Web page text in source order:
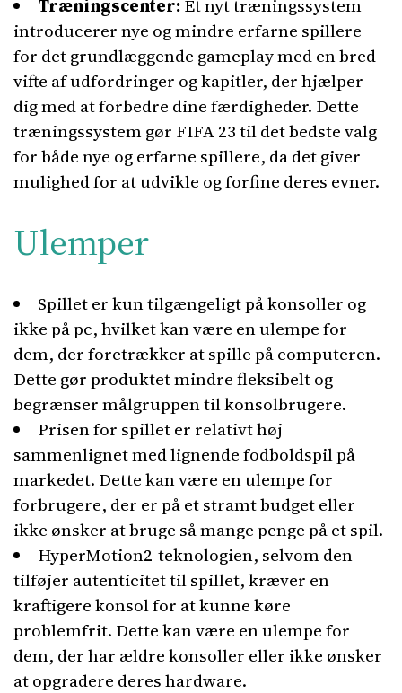
Træningscenter:Et nyt træningssystem
introducerer nye og mindre erfarne spillere
for det grundlæggende gameplay med en bred
vifte af udfordringer og kapitler, der hjælper
dig med at forbedre dine færdigheder. Dette
træningssystem gør FIFA 23 til det bedste valg
for både nye og erfarne spillere, da det giver
mulighed for at udvikle og forfine deres evner.
Ulemper
Spillet er kun tilgængeligt på konsoller og
ikke på pc, hvilket kan være en ulempe for
dem, der foretrækker at spille på computeren.
Dette gør produktet mindre fleksibelt og
begrænser målgruppen til konsolbrugere.
Prisen for spillet er relativt høj
sammenlignet med lignende fodboldspil på
markedet. Dette kan være en ulempe for
forbrugere, der er på et stramt budget eller
ikke ønsker at bruge så mange penge på et spil.
HyperMotion2-teknologien, selvom den
tilføjer autenticitet til spillet, kræver en
kraftigere konsol for at kunne køre
problemfrit. Dette kan være en ulempe for
dem, der har ældre konsoller eller ikke ønsker
at opgradere deres hardware.